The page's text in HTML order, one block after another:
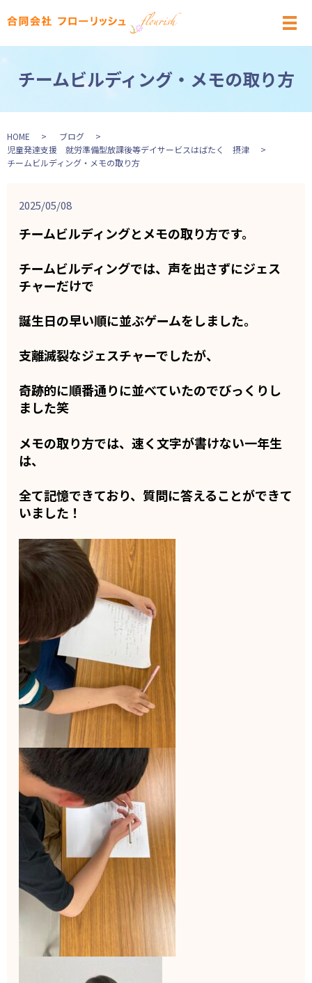
メ
チームビルディング・メモの取り方
HOME
ブログ
児童発達支援 就労準備型放課後等デイサービスはばたく 摂津
チームビルディング・メモの取り方
2025/05/08
チームビルディングとメモの取り方です。
チームビルディングでは、声を出さずにジェス
チャーだけで
誕生日の早い順に並ぶゲームをしました。
支離滅裂なジェスチャーでしたが、
奇跡的に順番通りに並べていたのでびっくりし
ました笑
メモの取り方では、速く文字が書けない一年生
は、
全て記憶できており、質問に答えることができて
いました！